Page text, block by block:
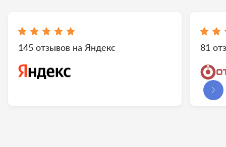
145 отзывов на Яндекс 81